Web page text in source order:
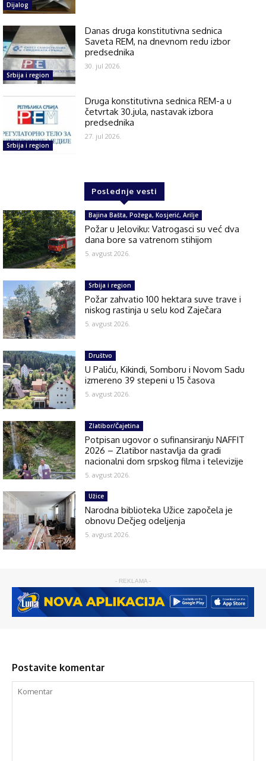
Dijalog
Srbija i region
Danas druga konstitutivna sednica
Saveta REM, na dnevnom redu izbor
predsednika
30. jul 2026.
Srbija i region
Druga konstitutivna sednica REM-a u
četvrtak 30.jula, nastavak izbora
predsednika
27. jul 2026.
Poslednje vesti
Bajina Bašta, Požega, Kosjerić, Arilje
Požar u Jeloviku: Vatrogasci su već dva
dana bore sa vatrenom stihijom
5. avgust 2026.
Srbija i region
Požar zahvatio 100 hektara suve trave i
niskog rastinja u selu kod Zaječara
5. avgust 2026.
Društvo
U Paliću, Kikindi, Somboru i Novom Sadu
izmereno 39 stepeni u 15 časova
5. avgust 2026.
Zlatibor/Čajetina
Potpisan ugovor o sufinansiranju NAFFIT
2026 – Zlatibor nastavlja da gradi
nacionalni dom srpskog filma i televizije
5. avgust 2026.
Užice
Narodna biblioteka Užice započela je
obnovu Dečjeg odeljenja
5. avgust 2026.
- REKLAMA -
Postavite komentar